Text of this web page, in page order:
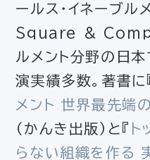
ールス・イネーブル
Square &
ルメント分野の日
演実績多数。著書に
メント 世界最先端
（かんき出版）と『 ト
らない組織を作る